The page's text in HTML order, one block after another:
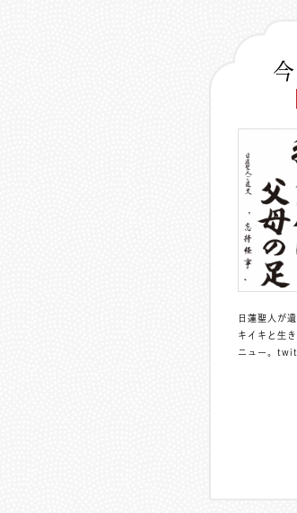
日蓮聖人が
キイキと生
ニュー。